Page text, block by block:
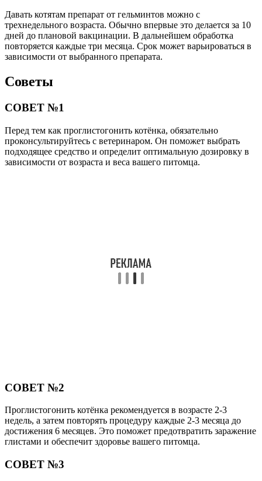
Давать котятам препарат от гельминтов можно с
трехнедельного возраста. Обычно впервые это делается за 10
дней до плановой вакцинации. В дальнейшем обработка
повторяется каждые три месяца. Срок может варьироваться в
зависимости от выбранного препарата.
Советы
СОВЕТ №1
Перед тем как проглистогонить котёнка, обязательно
проконсультируйтесь с ветеринаром. Он поможет выбрать
подходящее средство и определит оптимальную дозировку в
зависимости от возраста и веса вашего питомца.
СОВЕТ №2
Проглистогонить котёнка рекомендуется в возрасте 2-3
недель, а затем повторять процедуру каждые 2-3 месяца до
достижения 6 месяцев. Это поможет предотвратить заражение
глистами и обеспечит здоровье вашего питомца.
СОВЕТ №3